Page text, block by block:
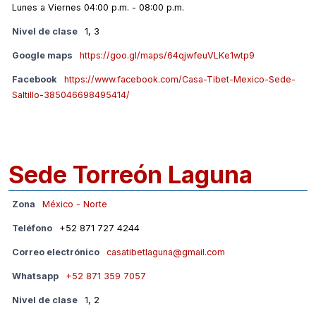
Lunes a Viernes 04:00 p.m. - 08:00 p.m.
Nivel de clase 1, 3
Google maps https://goo.gl/maps/64qjwfeuVLKe1wtp9
Facebook
https://www.facebook.com/Casa-Tibet-Mexico-Sede-
Saltillo-385046698495414/
Sede Torreón Laguna
Zona México - Norte
Teléfono +52 871 727 4244
Correo electrónico casatibetlaguna@gmail.com
Whatsapp +52 871 359 7057
Nivel de clase 1, 2